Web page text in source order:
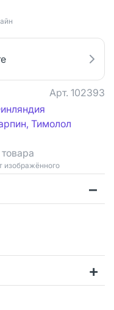
Арт. 102393
Тимолол
изображённого